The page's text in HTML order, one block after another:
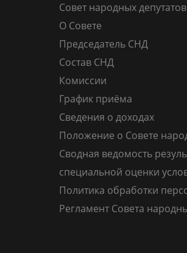
Совет народных депутатов
О Совете
Председатель СНД
Состав СНД
Комиссии
График приёма
Сведения о доходах
Положение о Совете
Сводная ведомость
специальной оценки
Политика обработки
Регламент Совета